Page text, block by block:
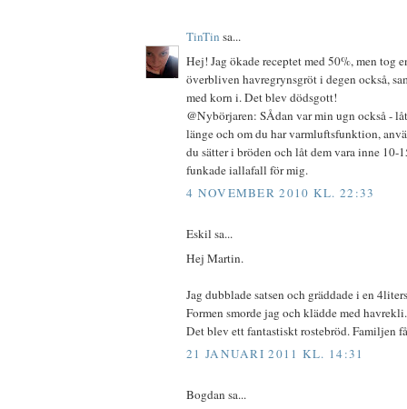
TinTin sa...
Hej! Jag ökade receptet med 50%, men tog
överbliven havregrynsgröt i degen också,
med korn i. Det blev dödsgott!
@Nybörjaren: SÅdan var min ugn också -
länge och om du har varmluftsfunktion,
du sätter i bröden och låt dem vara inne 10-
funkade iallafall för mig.
4 NOVEMBER 2010 KL. 22:33
Eskil sa...
Hej Martin.
Jag dubblade satsen och gräddade i en
Formen smorde jag och klädde med havrekli.
Det blev ett fantastiskt rostebröd. Familjen
21 JANUARI 2011 KL. 14:31
Bogdan sa...